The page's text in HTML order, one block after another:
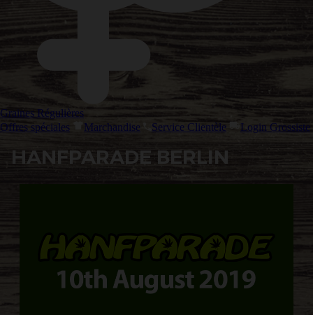
Graines Régulières
Offres spéciales
Marchandise Service Clientèle Login Grossiste
HANFPARADE BERLIN